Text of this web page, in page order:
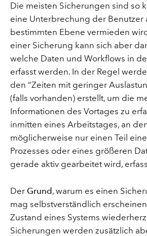
Die meisten Sicherungen sind so
eine Unterbrechung der Benutzer
bestimmten Ebene vermieden
einer Sicherung kann sich aber
welche Daten und Workflows in
erfasst werden. In der Regel
den “Zeiten mit geringer
(falls vorhanden) erstellt, um die
Informationen des Vortages zu
inmitten eines Arbeitstages, an
möglicherweise nur einen Teil
Prozesses oder eines größeren
gerade aktiv gearbeitet wird,
Der Grund, warum es einen
mag selbstverständlich
Zustand eines Systems
Sicherungen werden zusätzlich